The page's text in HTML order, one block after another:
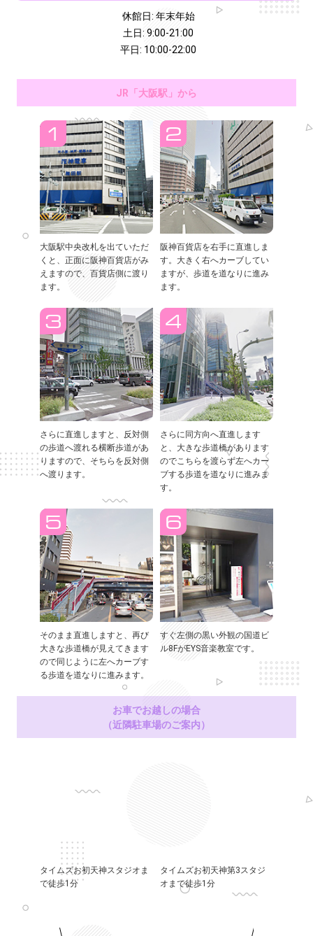
休館日: 年末年始
土日: 9:00-21:00
平日: 10:00-22:00
JR「大阪駅」から
大阪駅中央改札を出ていただ
くと、正面に阪神百貨店がみ
えますので、百貨店側に渡り
ます。
阪神百貨店を右手に直進しま
す。大きく右へカーブしてい
ますが、歩道を道なりに進み
ます。
さらに直進しますと、反対側
の歩道へ渡れる横断歩道があ
りますので、そちらを反対側
へ渡ります。
さらに同方向へ直進します
と、大きな歩道橋があります
のでこちらを渡らず左へカー
ブする歩道を道なりに進みま
す。
そのまま直進しますと、再び
大きな歩道橋が見えてきます
ので同じように左へカーブす
る歩道を道なりに進みます。
すぐ左側の黒い外観の国道ビ
ル8FがEYS音楽教室です。
お車でお越しの場合
（近隣駐車場のご案内）
タイムズお初天神スタジオま
で徒歩1分
タイムズお初天神第3スタジ
オまで徒歩1分